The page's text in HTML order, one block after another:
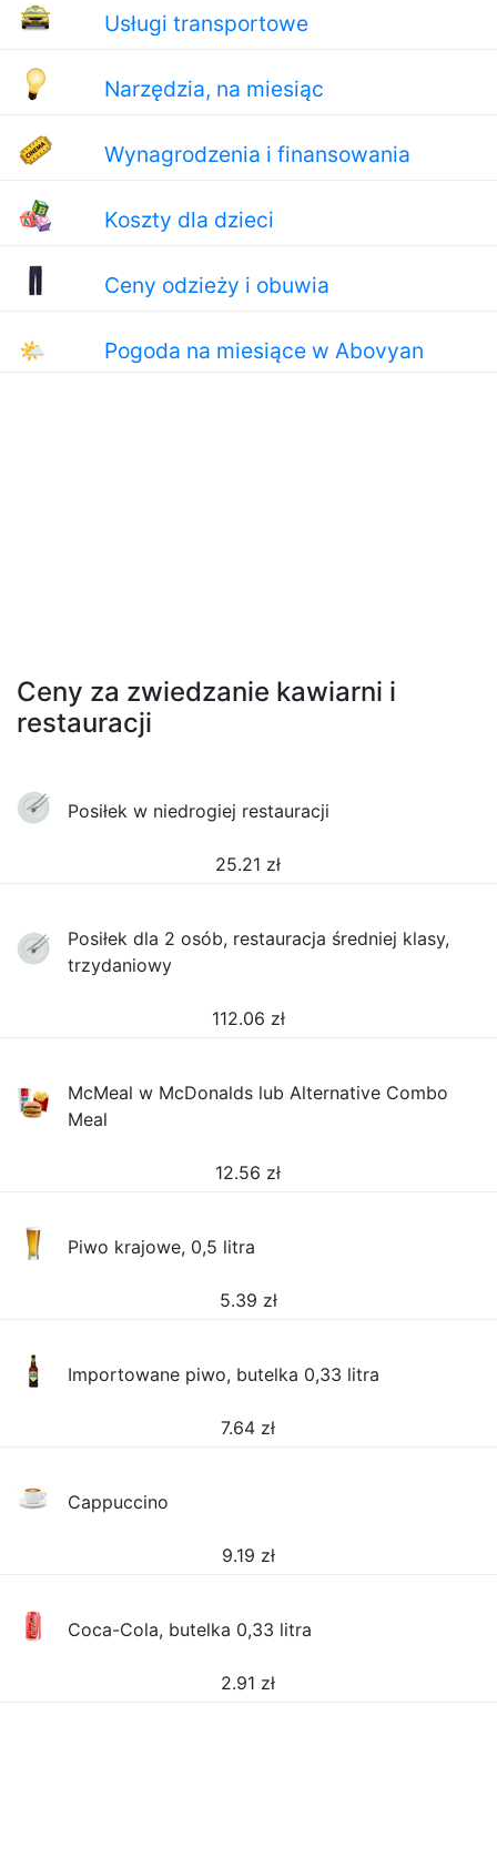
Usługi transportowe
Narzędzia, na miesiąc
Wynagrodzenia i finansowania
Koszty dla dzieci
Ceny odzieży i obuwia
🌤 Pogoda na miesiące w Abovyan
Ceny za zwiedzanie kawiarni i
restauracji
Posiłek w niedrogiej restauracji
25.21 zł
Posiłek dla 2 osób, restauracja średniej klasy,
trzydaniowy
112.06 zł
McMeal w McDonalds lub Alternative Combo
Meal
12.56 zł
Piwo krajowe, 0,5 litra
5.39 zł
Importowane piwo, butelka 0,33 litra
7.64 zł
Cappuccino
9.19 zł
Coca-Cola, butelka 0,33 litra
2.91 zł